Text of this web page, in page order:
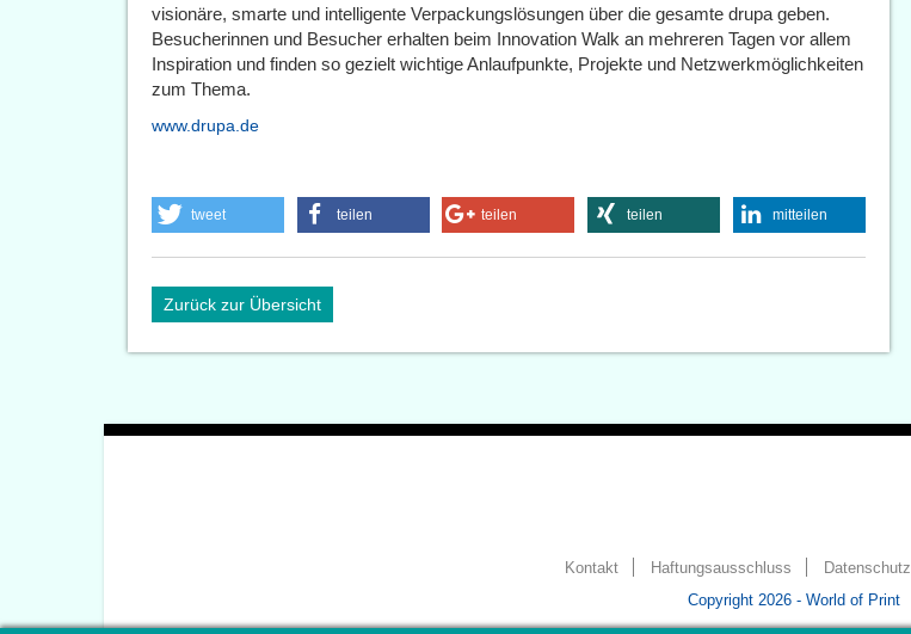
visionäre, smarte und intelligente Verpackungslösungen über die gesamte drupa geben.
Besucherinnen und Besucher erhalten beim Innovation Walk an mehreren Tagen vor allem
Inspiration und finden so gezielt wichtige Anlaufpunkte, Projekte und Netzwerkmöglichkeiten
zum Thema.
www.drupa.de
tweet teilen teilen teilen mitteilen
Zurück zur Übersicht
Kontakt Haftungsausschluss Datenschutz
Copyright 2026 - World of Print